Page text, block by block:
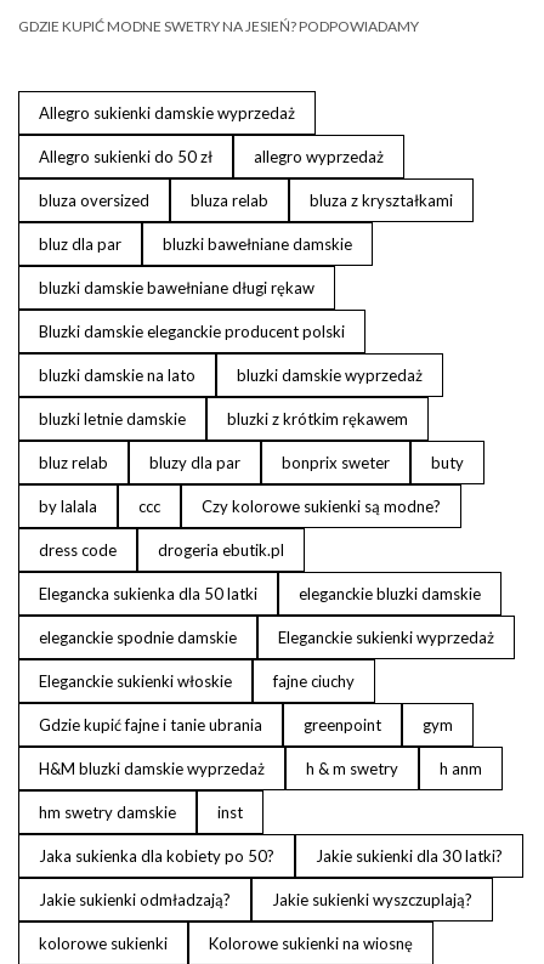
GDZIE KUPIĆ MODNE SWETRY NA JESIEŃ? PODPOWIADAMY
Allegro sukienki damskie wyprzedaż
Allegro sukienki do 50 zł allegro wyprzedaż
bluza oversized bluza relab bluza z kryształkami
bluz dla par bluzki bawełniane damskie
bluzki damskie bawełniane długi rękaw
Bluzki damskie eleganckie producent polski
bluzki damskie na lato bluzki damskie wyprzedaż
bluzki letnie damskie bluzki z krótkim rękawem
bluz relab bluzy dla par bonprix sweter buty
by lalala ccc Czy kolorowe sukienki są modne?
dress code drogeria ebutik.pl
Elegancka sukienka dla 50 latki eleganckie bluzki damskie
eleganckie spodnie damskie Eleganckie sukienki wyprzedaż
Eleganckie sukienki włoskie fajne ciuchy
Gdzie kupić fajne i tanie ubrania greenpoint gym
H&M bluzki damskie wyprzedaż h & m swetry h anm
hm swetry damskie inst
Jaka sukienka dla kobiety po 50? Jakie sukienki dla 30 latki?
Jakie sukienki odmładzają? Jakie sukienki wyszczuplają?
kolorowe sukienki Kolorowe sukienki na wiosnę